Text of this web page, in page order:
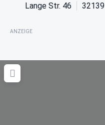
Lange Str. 46 32139
ANZEIGE